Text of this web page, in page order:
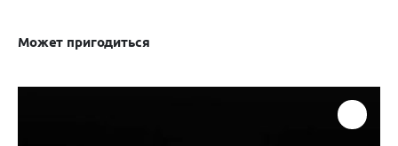
Может пригодиться